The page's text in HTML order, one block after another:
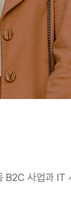
B2C 사업과 IT